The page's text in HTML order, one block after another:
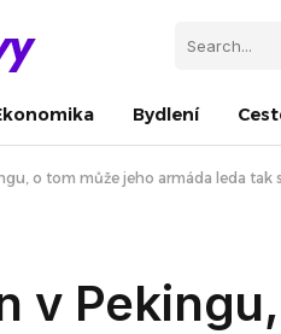
Bydlení
o tom může jeho armáda leda tak
v